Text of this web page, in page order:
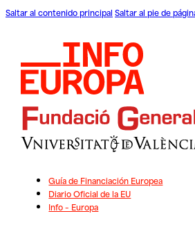
Saltar al contenido principal Saltar al pie de
Guía de Financiación Europea
Diario Oficial de la EU
Info – Europa